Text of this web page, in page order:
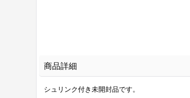
商品詳細
シュリンク付き未開封品です。